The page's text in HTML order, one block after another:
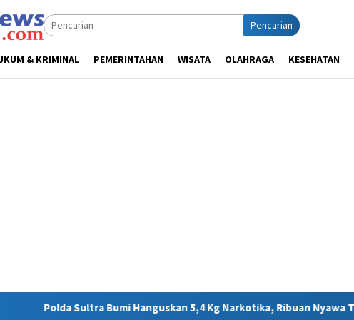
Pencarian
& KRIMINAL PEMERINTAHAN WISATA OLAHRAGA KESEHATAN
Hanguskan 5,4 Kg Narkotika, Ribuan Nyawa Terhindar dari Bahaya